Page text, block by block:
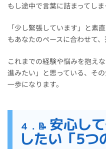
もし途中で言葉に詰まってしま
「少し緊張しています」と素
もあなたのペースに合わせて
これまでの経験や悩みを抱え
進みたい」と思っている、そ
一歩になります。
４．📝 安心し
したい「5つ